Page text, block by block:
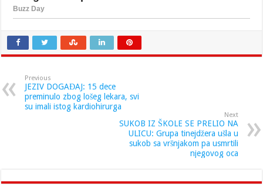
Previous
JEZIV DOGAĐAJ: 15 dece
preminulo zbog lošeg lekara, svi
su imali istog kardiohirurga
Next
SUKOB IZ ŠKOLE SE PRELIO NA
ULICU: Grupa tinejdžera ušla u
sukob sa vršnjakom pa usmrtili
njegovog oca